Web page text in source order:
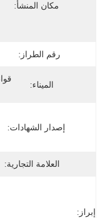
مكان المنشأ:
رقم الطراز:
الميناء:
إصدار الشهادات:
العلامة التجارية:
إبراز: